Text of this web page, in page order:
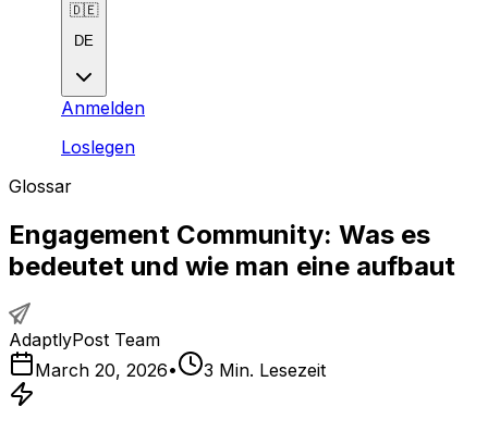
🇩🇪
DE
Anmelden
Loslegen
Glossar
Engagement Community: Was es
bedeutet und wie man eine aufbaut
AdaptlyPost Team
March 20, 2026• 3 Min. Lesezeit